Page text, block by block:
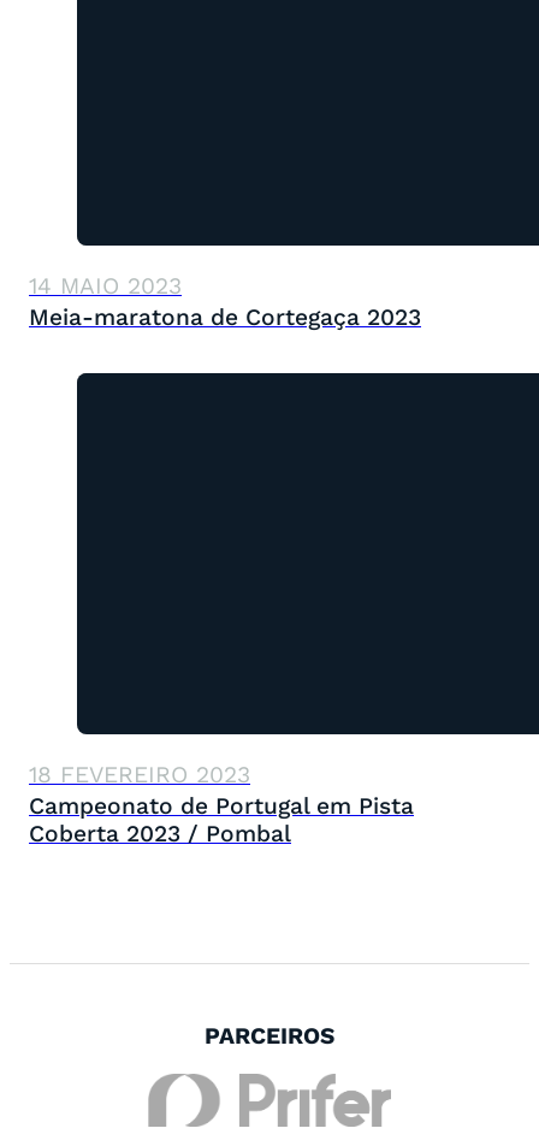
14 MAIO 2023
Meia-maratona de Cortegaça 2023
18 FEVEREIRO 2023
Campeonato de Portugal em Pista
Coberta 2023 / Pombal
PARCEIROS